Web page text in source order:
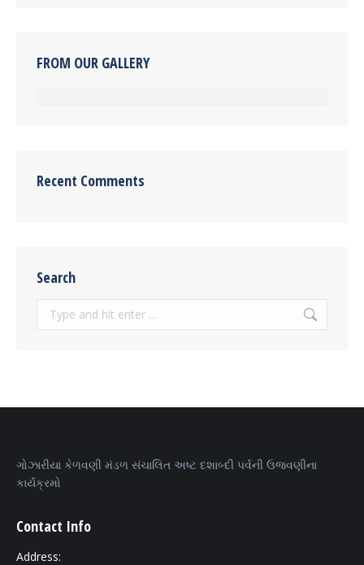
FROM OUR GALLERY
Recent Comments
Search
Search:
ગોઝારીયા કેળવણી મંડળ સંચાલિત અષ્ટ દશાબ્દી પર્વની ઉજવણીના
કાર્યક્રમો
Contact Info
Address: